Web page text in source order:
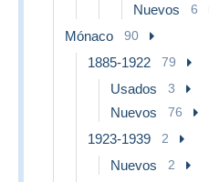
Nuevos 6
Mónaco 90
1885-1922 79
Usados 3
Nuevos 76
1923-1939 2
Nuevos 2